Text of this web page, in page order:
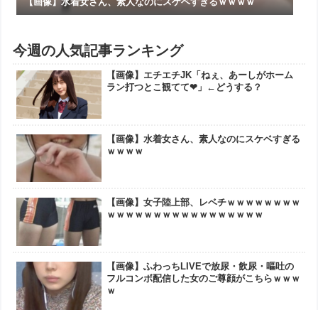
今週の人気記事ランキング
【画像】エチエチJK「ねぇ、あーしがホーム
ラン打つとこ観てて❤」←どうする？
【画像】水着女さん、素人なのにスケベすぎる
ｗｗｗｗ
【画像】女子陸上部、レベチｗｗｗｗｗｗｗｗ
ｗｗｗｗｗｗｗｗｗｗｗｗｗｗｗｗｗ
【画像】ふわっちLIVEで放尿・飲尿・嘔吐の
フルコンボ配信した女のご尊顔がこちらｗｗｗ
ｗ